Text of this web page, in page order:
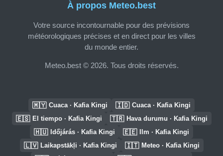
À propos Meteo.best
Votre source incontournable pour des prévisions
météorologiques précises et en direct pour les villes
du monde entier.
Meteo.best © 2026. Tous droits réservés.
🇲🇾 Cuaca · Kafia Kingi 🇮🇩 Cuaca · Kafia Kingi
🇪🇸 El tiempo · Kafia Kingi 🇹🇷 Hava durumu · Kafia Kingi
🇭🇺 Időjárás · Kafia Kingi 🇪🇪 Ilm · Kafia Kingi
🇱🇻 Laikapstākļi · Kafia Kingi 🇮🇹 Meteo · Kafia Kingi